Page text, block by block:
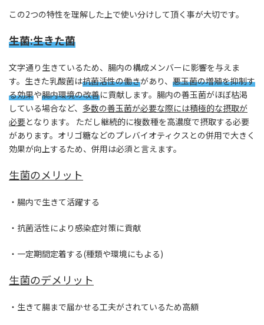
この2つの特性を理解した上で使い分けして頂く事が大切です。
生菌:生きた菌
文字通り生きているため、腸内の構成メンバーに影響を与えま
す。生きた乳酸菌は抗菌活性の働きがあり、 悪玉菌の増殖を抑制す
る効果や腸内環境の改善に貢献します。腸内の善玉菌がほぼ枯渇
している場合など、 多数の善玉菌が必要な際には積極的な摂取が
必要となります。 ただし継続的に複数種を高濃度で摂取する必要
があります。オリゴ糖などのプレバイオティクスとの併用で大きく
効果が向上するため、併用は必須と言えます。
生菌のメリット
・腸内で生きて活躍する
・抗菌活性により感染症対策に貢献
・一定期間定着する(種類や環境にもよる)
生菌のデメリット
・生きて腸まで届かせる工夫がされているため高額